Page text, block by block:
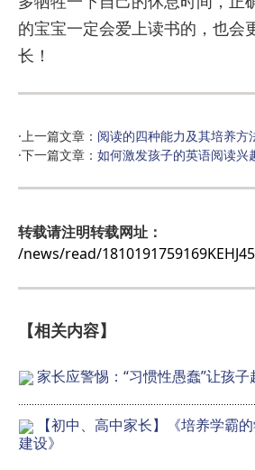
的宝宝一定会爱上读书的，也会
长！
·上一篇文章： 阅读的四种能力及其培养方
·下一篇文章： 如何激发孩子的英语阅读兴
转载请注明转载网址：
/news/read/
【相关内容】
家长应警惕：“习惯性愚蠢”让孩子
【初中、高中家长】《培养学霸
建设》